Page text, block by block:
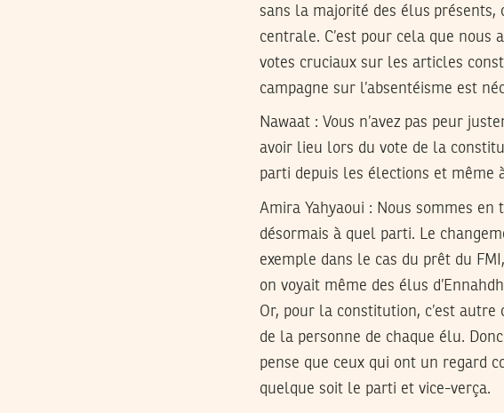
sans la majorité des élus
centrale. C’est pour cela que nous
votes cruciaux sur les articles
campagne sur l’absentéisme est
Nawaat : Vous n’avez pas peur
avoir lieu lors du vote de la
parti depuis les élections et même
Amira Yahyaoui : Nous sommes
désormais à quel parti. Le
exemple dans le cas du prêt du
on voyait même des élus
Or, pour la constitution, c’est
de la personne de chaque élu.
pense que ceux qui ont un regard
quelque soit le parti et vice-verça.